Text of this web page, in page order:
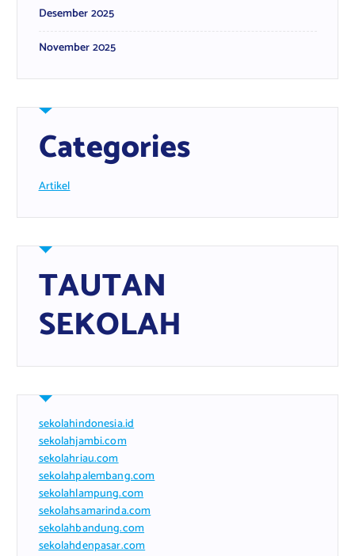
Desember 2025
November 2025
Categories
Artikel
TAUTAN
SEKOLAH
sekolahindonesia.id
sekolahjambi.com
sekolahriau.com
sekolahpalembang.com
sekolahlampung.com
sekolahsamarinda.com
sekolahbandung.com
sekolahdenpasar.com